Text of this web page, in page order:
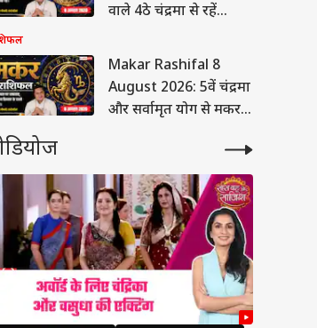
वाले 4ठे चंद्रमा से रहें
वर्कप्लेस पर बदलाव से बढ़
सकती है चिंता
Makar Rashifal 8
August 2026: 5वें चंद्रमा
और सर्वामृत योग से मकर
संतान को मिलेगी उपलब्धि
Intro: